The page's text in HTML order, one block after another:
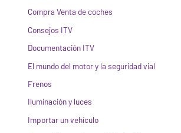
Compra Venta de coches
Consejos ITV
Documentación ITV
El mundo del motor y la seguridad vial
Frenos
Iluminación y luces
Importar un vehículo